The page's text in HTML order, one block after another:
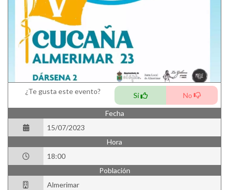
¿Te gusta este evento? Si No
Fecha
15/07/2023
Hora
18:00
Población
Almerimar